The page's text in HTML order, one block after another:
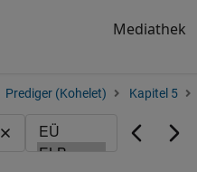
Mediathek
Prediger (Kohelet) Kapitel 5